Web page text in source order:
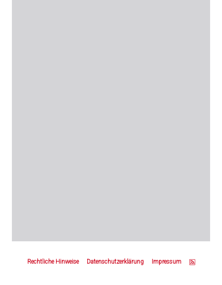
Rechtliche Hinweise Datenschutzerklärung Impressum